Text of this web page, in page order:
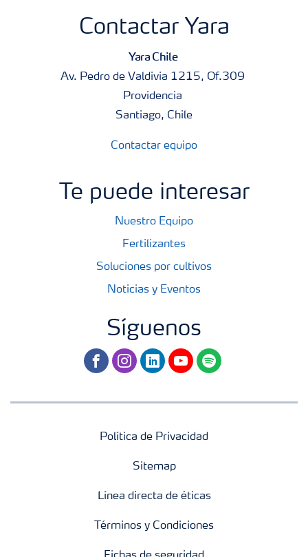
Contactar Yara
Yara Chile
Av. Pedro de Valdivia 1215, Of.309
Providencia
Santiago, Chile
Contactar equipo
Te puede interesar
Nuestro Equipo
Fertilizantes
Soluciones por cultivos
Noticias y Eventos
Síguenos
facebookinstagram
linkedinyoutubespotify
Política de Privacidad
Sitemap
Línea directa de éticas
Términos y Condiciones